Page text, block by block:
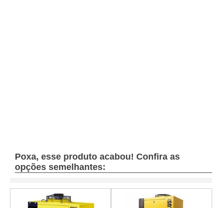
Poxa, esse produto acabou! Confira as
opções semelhantes: